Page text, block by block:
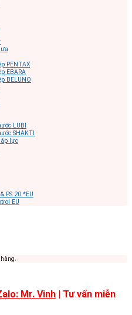
PENTAX
EBARA
BELUNO
LUBI
SHAKTI
lực
PS 20 *EU
EU
Mr. Vinh | Tư vấn miễn